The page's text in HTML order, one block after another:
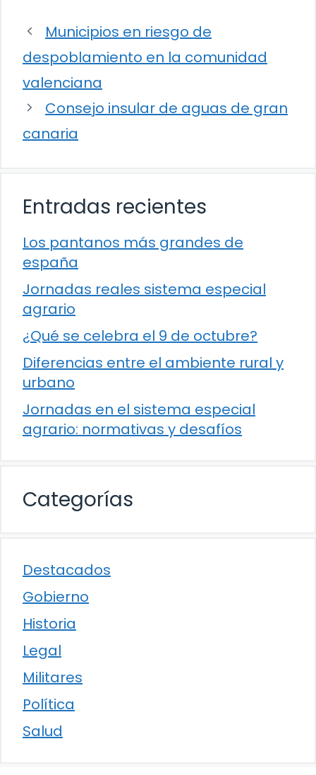
Municipios en riesgo de
despoblamiento en la comunidad
valenciana
Consejo insular de aguas de gran
canaria
Entradas recientes
Los pantanos más grandes de
españa
Jornadas reales sistema especial
agrario
¿Qué se celebra el 9 de octubre?
Diferencias entre el ambiente rural y
urbano
Jornadas en el sistema especial
agrario: normativas y desafíos
Categorías
Destacados
Gobierno
Historia
Legal
Militares
Política
Salud